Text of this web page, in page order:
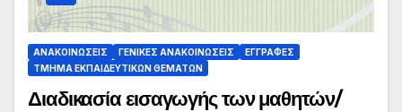
ΑΝΑΚΟΙΝΏΣΕΙΣ ΓΕΝΙΚΈΣ ΑΝΑΚΟΙΝΏΣΕΙΣ
ΕΓΓΡΑΦΈΣ
ΤΜΉΜΑ ΕΚΠΑΙΔΕΥΤΙΚΏΝ ΘΕΜΆΤΩΝ
Διαδικασία εισαγωγής των μαθητών/